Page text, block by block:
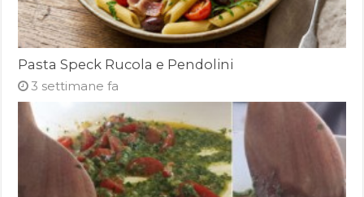
Pasta Speck Rucola e Pendolini
3 settimane fa